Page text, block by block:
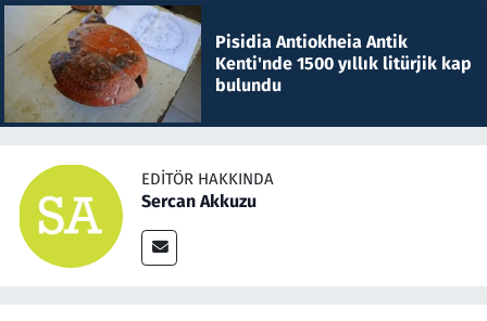
Pisidia Antiokheia Antik
Kenti'nde 1500 yıllık litürjik kap
bulundu
EDITÖR HAKKINDA
Sercan Akkuzu